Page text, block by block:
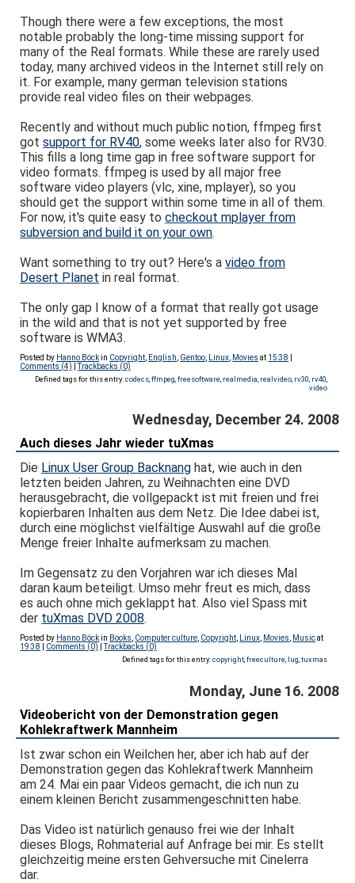
Though there were a few exceptions, the most
notable probably the long-time missing support for
many of the Real formats. While these are rarely used
today, many archived videos in the Internet still rely on
it. For example, many german television stations
provide real video files on their webpages.
Recently and without much public notion, ffmpeg first
gotsupport for RV40, some weeks later also for RV30.
This fills a long time gap in free software support for
video formats. ffmpeg is used by all major free
software video players (vlc, xine, mplayer), so you
should get the support within some time in all of them.
For now, it's quite easy tocheckout mplayer from
subversion and build it on your own.
Want something to try out? Here's avideo from
Desert Planet in real format.
The only gap I know of a format that really got usage
in the wild and that is not yet supported by free
software is WMA3.
Posted by Hanno Böckin Copyright English Gentoo Linux Movies at 15:38
Comments (4)
|Trackbacks (0)
Defined tags for this entry:codecs, ffmpeg freesoftware realmedia realvideo, rv30 rv40
video
Wednesday, December 24. 2008
Auch dieses Jahr wieder tuXmas
Die Linux User Group Backnang hat, wie auch in den
letzten beiden Jahren, zu Weihnachten eine DVD
herausgebracht, die vollgepackt ist mit freien und frei
kopierbaren Inhalten aus dem Netz. Die Idee dabei ist,
durch eine möglichst vielfältige Auswahl auf die große
Menge freier Inhalte aufmerksam zu machen.
Im Gegensatz zu den Vorjahren war ich dieses Mal
daran kaum beteiligt. Umso mehr freut es mich, dass
es auch ohne mich geklappt hat. Also viel Spass mit
der tuXmas DVD 2008.
Posted by Hanno Böckin Books Computer culture Copyright Linux Movies Musicat
19:38
Comments (0) |Trackbacks (0)
Defined tags for this entry:copyright, freeculture lug tuxmas
Monday, June 16. 2008
Videobericht von der Demonstration gegen
Kohlekraftwerk Mannheim
Ist zwar schon ein Weilchen her, aber ich hab auf der
Demonstration gegen das Kohlekraftwerk Mannheim
am 24. Mai ein paar Videos gemacht, die ich nun zu
einem kleinen Bericht zusammengeschnitten habe.
Das Video ist natürlich genauso frei wie der Inhalt
dieses Blogs, Rohmaterial auf Anfrage bei mir. Es stellt
gleichzeitig meine ersten Gehversuche mit Cinelerra
dar.